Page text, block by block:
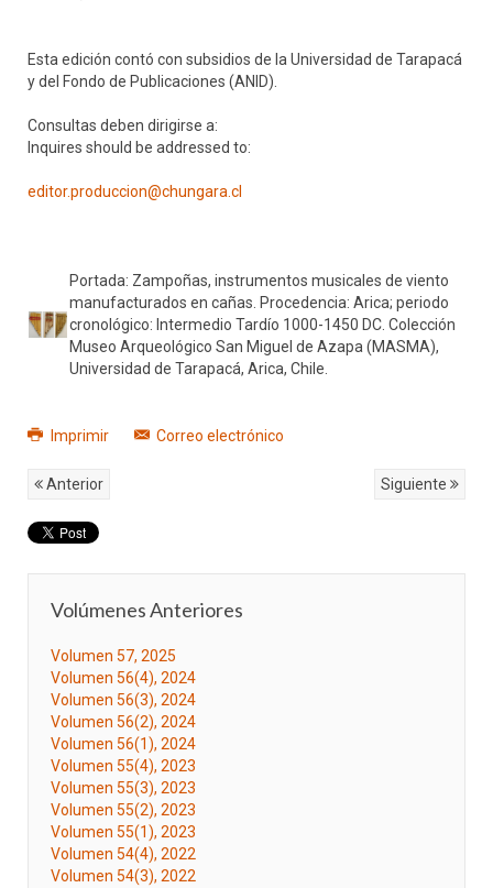
Esta edición contó con subsidios de la Universidad de Tarapacá
y del Fondo de Publicaciones (ANID).
Consultas deben dirigirse a:
Inquires should be addressed to:
editor.produccion@chungara.cl
Portada: Zampoñas, instrumentos musicales de viento
manufacturados en cañas. Procedencia: Arica; periodo
cronológico: Intermedio Tardío 1000-1450 DC. Colección
Museo Arqueológico San Miguel de Azapa (MASMA),
Universidad de Tarapacá, Arica, Chile.
Imprimir Correo electrónico
Anterior Siguiente
Volúmenes Anteriores
Volumen 57, 2025
Volumen 56(4), 2024
Volumen 56(3), 2024
Volumen 56(2), 2024
Volumen 56(1), 2024
Volumen 55(4), 2023
Volumen 55(3), 2023
Volumen 55(2), 2023
Volumen 55(1), 2023
Volumen 54(4), 2022
Volumen 54(3), 2022